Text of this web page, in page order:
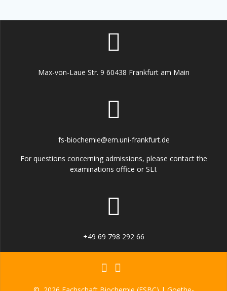
Max-von-Laue Str. 9 60438 Frankfurt am Main
fs-biochemie@em.uni-frankfurt.de
For questions concerning admissions, please contact the
examinations office or SLI.
+49 69 798 292 66